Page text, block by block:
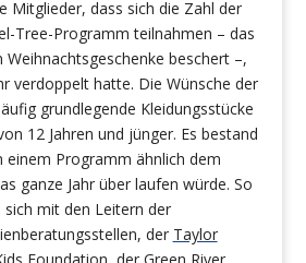
Mitglieder, dass sich die Zahl der
Tree-Programm teilnahmen – das
beschert –,
verdoppelt hatte. Die Wünsche der
grundlegende Kleidungsstücke
12 Jahren und jünger. Es bestand
einem Programm ähnlich dem
ganze Jahr über laufen würde. So
sich mit den Leitern der
der Taylor